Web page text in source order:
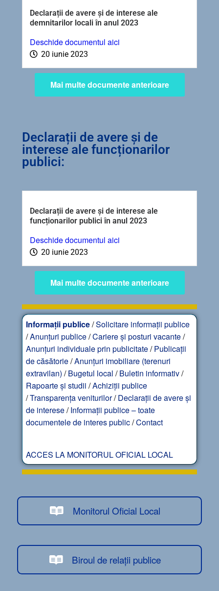
Declarații de avere și de interese ale
demnitarilor locali în anul 2023
Deschide documentul aici
20 iunie 2023
Mai multe documente anterioare
Declarații de avere și de
interese ale funcționarilor
publici:
Declarații de avere și de interese ale
funcționarilor publici în anul 2023
Deschide documentul aici
20 iunie 2023
Mai multe documente anterioare
Informații publice/Solicitare informații publice
/Anunțuri publice/Cariere și posturi vacante/
Anunțuri individuale prin publicitate/Publicații
de căsătorie/Anunțuri imobiliare (terenuri
extravilan) /Bugetul local /Buletin informativ/
Rapoarte și studii /Achiziții publice
/Transparența veniturilor/Declarații de avere și
de interese/Informații publice – toate
documentele de interes public/Contact
ACCES LA MONITORUL OFICIAL LOCAL
Monitorul Oficial Local
Biroul de relații publice